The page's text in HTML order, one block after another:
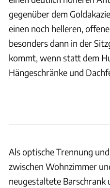
gegenüber dem
einen noch helleren,
besonders dann in der
kommt, wenn statt dem
Hängeschränke und
Als optische Trennung
zwischen Wohnzimmer
neugestaltete Barschrank